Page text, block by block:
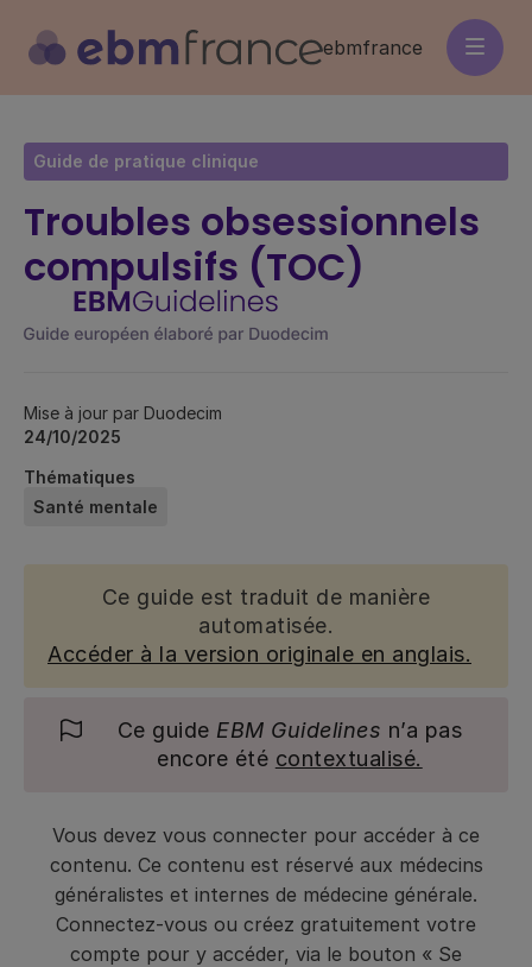
contenu
principal
ebmfrance
Guide de pratique clinique
Troubles obsessionnels
compulsifs (TOC)
Mise à jour par Duodecim
24/10/2025
Thématiques
Santé mentale
Ce guide est traduit de manière
automatisée.
Accéder à la version originale en anglais.
Ce guide EBM Guidelines n’a pas
encore été contextualisé.
Vous devez vous connecter pour accéder à ce
contenu. Ce contenu est réservé aux médecins
généralistes et internes de médecine générale.
Connectez-vous ou créez gratuitement votre
compte pour y accéder, via le bouton « Se